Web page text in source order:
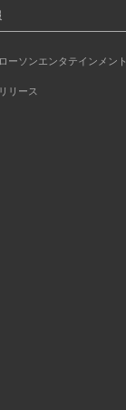
ーソンエンタテインメント
リース